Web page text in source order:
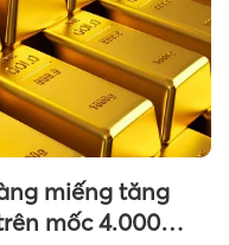
miếng tăng
mốc 4.000